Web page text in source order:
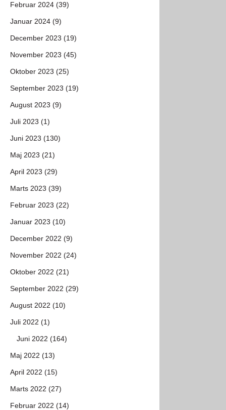
Februar 2024 (39)
Januar 2024 (9)
December 2023 (19)
November 2023 (45)
Oktober 2023 (25)
September 2023 (19)
August 2023 (9)
Juli 2023 (1)
Juni 2023 (130)
Maj 2023 (21)
April 2023 (29)
Marts 2023 (39)
Februar 2023 (22)
Januar 2023 (10)
December 2022 (9)
November 2022 (24)
Oktober 2022 (21)
September 2022 (29)
August 2022 (10)
Juli 2022 (1)
Juni 2022 (164)
Maj 2022 (13)
April 2022 (15)
Marts 2022 (27)
Februar 2022 (14)